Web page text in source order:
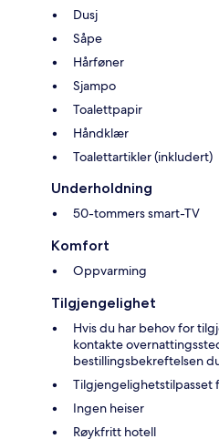
Dusj
Såpe
Hårføner
Sjampo
Toalettpapir
Håndklær
Toalettartikler (inkludert)
Underholdning
50-tommers smart-TV
Komfort
Oppvarming
Tilgjengelighet
Hvis du har behov for
kontakte
bestillingsbekreftelsen
Tilgjengelighetstilpasset
Ingen heiser
Røykfritt hotell